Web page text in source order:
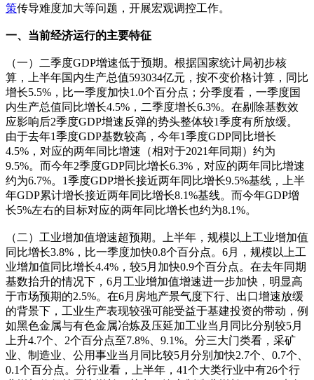
策传导难度加大等问题，开展宏观调控工作。
一、当前经济运行的主要特征
（一）二季度GDP增速低于预期。根据国家统计局初步核
算，上半年国内生产总值593034亿元，按不变价格计算，同比
增长5.5%，比一季度加快1.0个百分点；分季度看，一季度国
内生产总值同比增长4.5%，二季度增长6.3%。在剔除基数效
应影响后2季度GDP增速反弹的势头整体较1季度有所放缓。
由于去年1季度GDP基数较高，今年1季度GDP同比增长
4.5%，对应的两年同比增速（相对于2021年同期）约为
9.5%。而今年2季度GDP同比增长6.3%，对应的两年同比增速
约为6.7%。1季度GDP增长接近两年同比增长9.5%基线，上半
年GDP累计增长接近两年同比增长8.1%基线。而今年GDP增
长5%左右的目标对应的两年同比增长也约为8.1%。
（二）工业增加值增速超预期。上半年，规模以上工业增加值
同比增长3.8%，比一季度加快0.8个百分点。6月，规模以上工
业增加值同比增长4.4%，较5月加快0.9个百分点。在去年同期
基数抬升的情况下，6月工业增加值增速进一步加快，明显高
于市场预期的2.5%。在6月房地产景气度下行、出口增速放缓
的背景下，工业生产表现较强可能受益于基建投资的带动，例
如黑色金属与有色金属冶炼及压延加工业当月同比分别较5月
上升4.7个、2个百分点至7.8%、9.1%。分三大门类看，采矿
业、制造业、公用事业当月同比较5月分别加快2.7个、0.7个、
0.1个百分点。分行业看，上半年，41个大类行业中有26个行